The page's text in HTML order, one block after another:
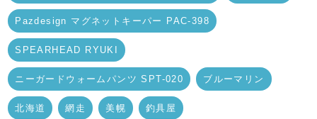
Pazdesign マグネットキーパー PAC-398
SPEARHEAD RYUKI
ニーガードウォームパンツ SPT-020 ブルーマリン
北海道 網走 美幌 釣具屋